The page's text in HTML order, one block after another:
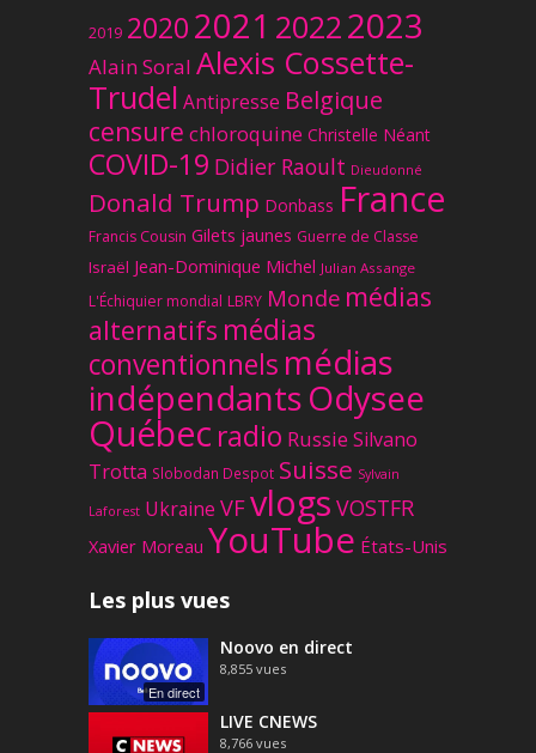
2019 20202021 20222023
Alain Soral Alexis Cossette-
Trudel Antipresse Belgique
censure chloroquine Christelle Néant
COVID-19 Didier Raoult Dieudonné
Donald Trump Donbass France
Francis Cousin Gilets jaunes Guerre de Classe
Israël Jean-Dominique Michel Julian Assange
L'Échiquier mondial LBRY Monde médias
alternatifs médias
conventionnels médias
indépendantsOdysee
Québec radio Russie Silvano
Trotta Slobodan Despot Suisse Sylvain
Laforest Ukraine VFvlogs VOSTFR
Xavier Moreau YouTube États-Unis
Les plus vues
En direct
Noovo en direct
8,855 vues
LIVE CNEWS
8,766 vues